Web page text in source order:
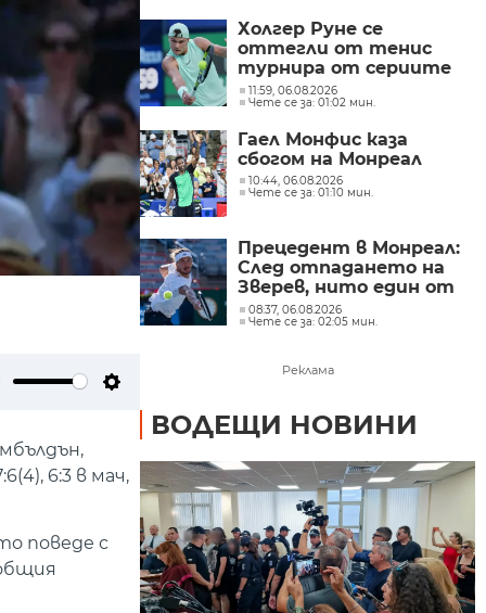
6:3 в мач,
поведе с
Холгер Руне се
оттегли от тенис
турнира от сериите
Мастърс 1000 в
Синсинати
11:59, 06.08.2026
Чете се за: 01:02 мин.
Гаел Монфис каза
сбогом на Монреал
10:44, 06.08.2026
Чете се за: 01:10 мин.
Прецедент в Монреал:
След отпадането на
Зверев, нито един от
първите пет в света
няма да играе на
Мастърса
08:37, 06.08.2026
Чете се за: 02:05 мин.
Реклама
ВОДЕЩИ НОВИНИ